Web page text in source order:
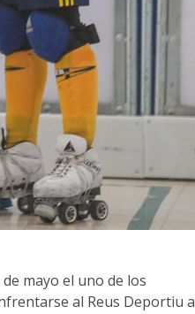
mayo el uno de los
al Reus Deportiu a